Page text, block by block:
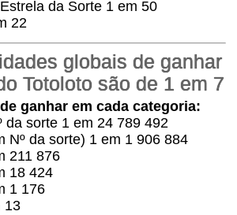
da Sorte 1 em 50
22
globais de ganhar
Totoloto são de 1 em 7
ganhar em cada categoria:
da sorte 1 em 24 789 492
Nº da sorte) 1 em 1 906 884
211 876
18 424
1 176
13